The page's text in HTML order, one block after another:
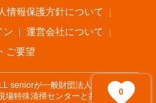
0
家賃相場 不動産会社
まちむすび
LIFULL HOME'S PRESS
動産転職
情報保護方針について
ン
運営会社について
ご要望
seniorが一般財団法人遺品整理士
特殊清掃センターと共同でサービ